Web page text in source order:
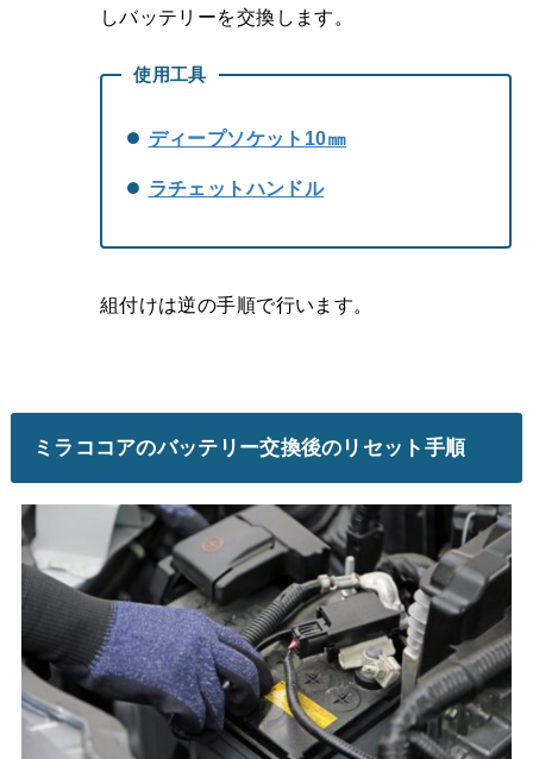
しバッテリーを交換します。
使用工具
ディープソケット10㎜
ラチェットハンドル
組付けは逆の手順で行います。
ミラココアのバッテリー交換後のリセット手順